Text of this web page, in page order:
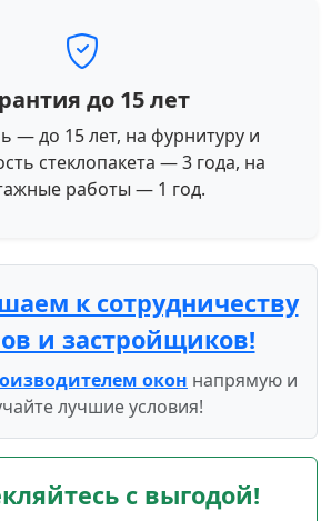
до 15 лет
— до 15 лет, на фурнитуру и
стеклопакета — 3 года, на
работы — 1 год.
к сотрудничеству
и застройщиков!
окон напрямую и
лучшие условия!
с выгодой!